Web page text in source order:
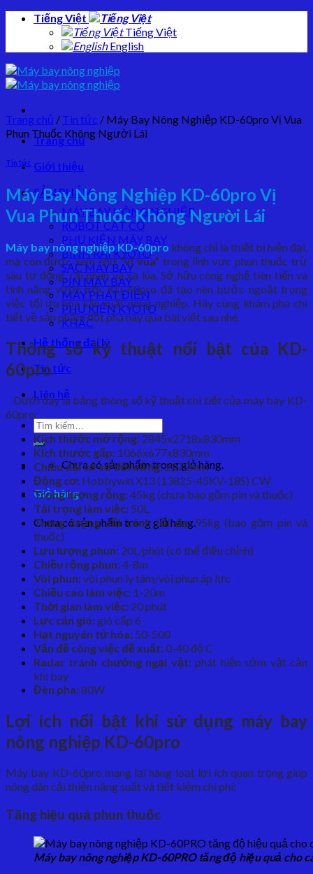
Skip
Tiếng Việt
Tiếng Việt
English
Trang chủ
Giới thiệu
SẢN PHẨM
MÁY BAY NÔNG NGHIỆP
ROBOT CẮT CỎ
PHỤ KIỆN MÁY BAY
BÌNH RẢI KYOTO
SẠC MÁY BAY
PIN MÁY BAY
MÁY PHÁT ĐIỆN
PHỤ KIỆN KYOTO
KHÁC
Hệ thống đại lý
Tin tức
Liên hệ
Tìm
kiếm:
Chưa có sản phẩm trong giỏ hàng.
Giỏ hàng
Chưa có sản phẩm trong giỏ hàng.
Trang chủ / Tin tức / Máy Bay Nông Nghiệp KD-60pro Vị Vua
Phun Thuốc Không Người Lái
Tin tức
Máy Bay Nông Nghiệp KD-60pro Vị
Vua Phun Thuốc Không Người Lái
Máy bay nông nghiệp KD-60pro không chỉ là thiết bị hiện đại,
mà còn được xem như“vị vua” trong lĩnh vực phun thuốc trừ
sâu tự động, rải phân và xạ lúa. Sở hữu công nghệ tiên tiến và
tính năng vượt trội, KD-60pro đã tạo nên bước ngoặt trong
việc tối ưu hóa sản xuất nông nghiệp. Hãy cùng khám phá chi
tiết về sản phẩm đột phá này qua bài viết sau nhé.
Thông số kỹ thuật nổi bật của KD-
60pro
Dưới đây là bảng thông số kỹ thuật chi tiết của máy bay KD-
60pro:
Kích thước mở rộng: 2845x2718x830mm
Kích thước gấp: 1066x677x830mm
Chiều dài cở sở đối xứng:2272mm
Động cơ: Hobbywin X13 (13825-45KV-18S) CW
Trọng lượng rỗng:45kg (chưa bao gồm pin và thuốc)
Tải trọng làm việc: 50L
Trọng lượng cất cánh tối đa:95kg (bao gồm pin và
thuốc)
Lưu lượng phun: 20L/phút (có thể điều chỉnh)
Chiều rộng phun:4-8m
Vòi phun:vòi phun ly tâm/vòi phun áp lực
Chiều cao làm việc: 1-20m
Thời gian làm việc: 20 phút
Lực cản gió:gió cấp 6
Hạt nguyên tử hóa: 50-500
Vấn đề công việc đề xuất:0-40 độ C
Radar tránh chướng ngại vật:phát hiện sớm vật cản
khi bay
Đèn pha:80W
Lợi ích nổi bật khi sử dụng máy bay
nông nghiệp KD-60pro
Máy bay KD-60pro mang lại hàng loạt lợi ích quan trọng giúp
nông dân cải thiện năng suất và tiết kiệm chi phí:
Tăng hiệu quả phun thuốc
Máy bay nông nghiệp KD-60PRO tăng độ hiệu quả cho